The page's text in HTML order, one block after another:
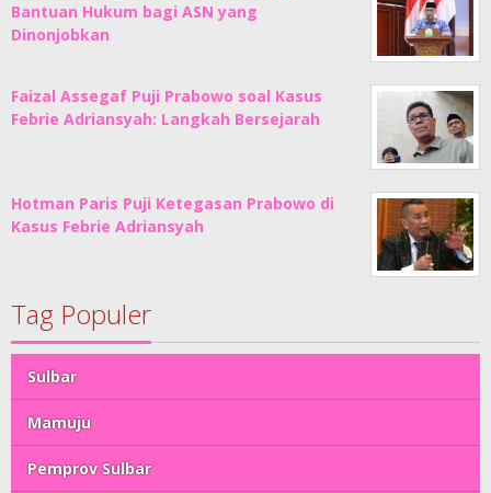
Bantuan Hukum bagi ASN yang
Dinonjobkan
Faizal Assegaf Puji Prabowo soal Kasus
Febrie Adriansyah: Langkah Bersejarah
Hotman Paris Puji Ketegasan Prabowo di
Kasus Febrie Adriansyah
Tag Populer
Sulbar
Mamuju
Pemprov Sulbar